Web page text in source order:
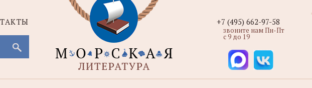
+7 (495) 662-97-58
звоните нам Пн-Пт
с 9 до 19